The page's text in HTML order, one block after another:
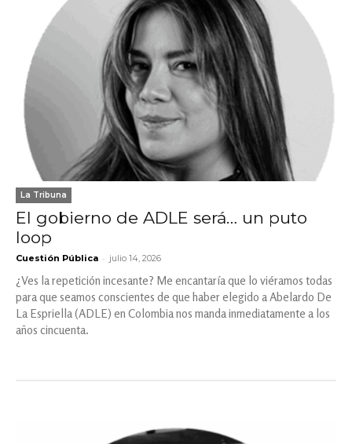
La Tribuna
El gobierno de ADLE será… un puto
loop
Cuestión Pública - julio 14, 2026
¿Ves la repetición incesante? Me encantaría que lo viéramos todas
para que seamos conscientes de que haber elegido a Abelardo De
La Espriella (ADLE) en Colombia nos manda inmediatamente a los
años cincuenta.